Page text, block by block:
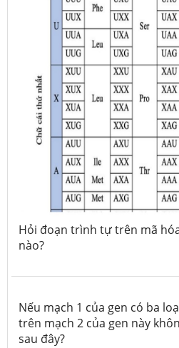
Hỏi đoạn trình tự trên mã
nào?
Nếu mạch 1 của gen có ba
trên mạch 2 của gen này
sau đây?